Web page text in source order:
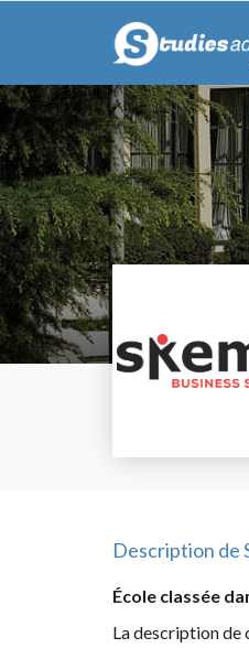
Description de
École classée
La description de